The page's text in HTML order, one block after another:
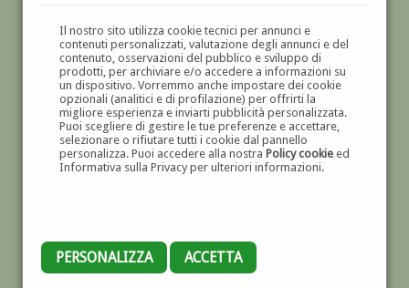
Il nostro sito utilizza cookie tecnici per annunci e
contenuti personalizzati, valutazione degli annunci e del
contenuto, osservazioni del pubblico e sviluppo di
prodotti, per archiviare e/o accedere a informazioni su
un dispositivo. Vorremmo anche impostare dei cookie
opzionali (analitici e di profilazione) per offrirti la
migliore esperienza e inviarti pubblicità personalizzata.
Puoi scegliere di gestire le tue preferenze e accettare,
selezionare o rifiutare tutti i cookie dal pannello
personalizza. Puoi accedere alla nostra Policy cookieed
Informativa sulla Privacy per ulteriori informazioni.
PERSONALIZZA ACCETTA
GALLERIAD'ARTE
DIPINTI E SCULTURE '800 E '900